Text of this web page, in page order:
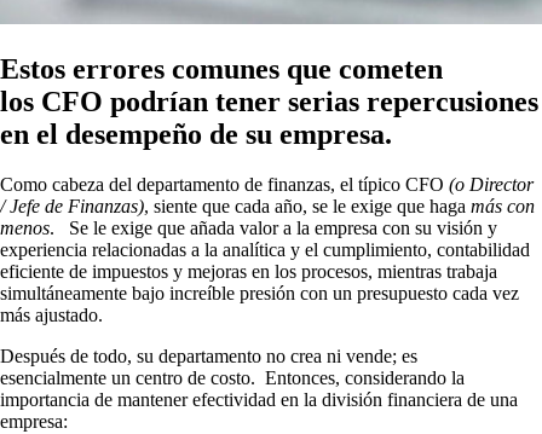
Estos errores comunes que cometen
los CFO podrían tener serias repercusiones
en el desempeño de su empresa.
Como cabeza del departamento de finanzas, el típico CFO (o Director
/ Jefe de Finanzas), siente que cada año, se le exige que haga más con
menos. Se le exige que añada valor a la empresa con su visión y
experiencia relacionadas a la analítica y el cumplimiento, contabilidad
eficiente de impuestos y mejoras en los procesos, mientras trabaja
simultáneamente bajo increíble presión con un presupuesto cada vez
más ajustado.
Después de todo, su departamento no crea ni vende; es
esencialmente un centro de costo. Entonces, considerando la
importancia de mantener efectividad en la división financiera de una
empresa: